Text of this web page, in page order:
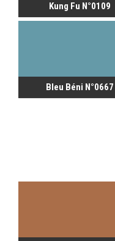
Kung Fu N°0109
Bleu Béni N°0667